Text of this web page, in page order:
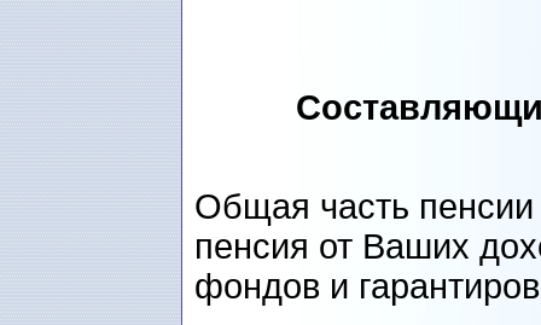
Общая часть пенсии
пенсия от Ваших
фондов и